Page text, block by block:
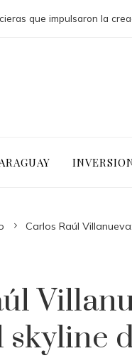
Carlos Raúl